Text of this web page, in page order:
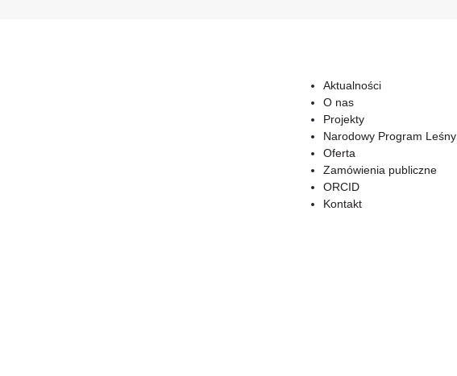
Aktualności
O nas
Projekty
Narodowy Program Leśny
Oferta
Zamówienia publiczne
ORCID
Kontakt